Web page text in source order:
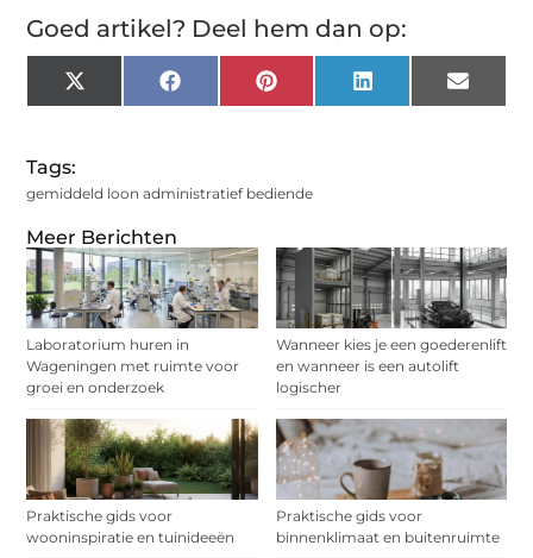
Meer Berichten
Laboratorium huren in
Wageningen met ruimte voor
groei en onderzoek
Wanneer kies je een goederenlift
en wanneer is een autolift
logischer
Praktische gids voor
wooninspiratie en tuinideeën
Praktische gids voor
binnenklimaat en buitenruimte
Goed artikel? Deel hem dan op:
X
(Twitter)
Facebook Pinterest LinkedIn Email
Tags:
gemiddeld loon administratief bediende